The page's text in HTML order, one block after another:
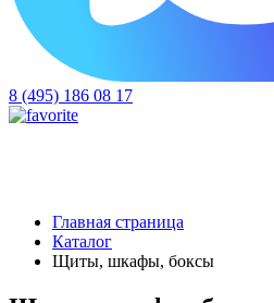
8 (495) 186 08 17
Главная страница
Каталог
Щиты, шкафы, боксы